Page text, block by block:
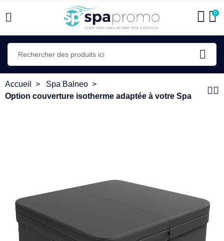
0
Accueil
Spa Balneo
Option couverture isotherme adaptée à votre Spa